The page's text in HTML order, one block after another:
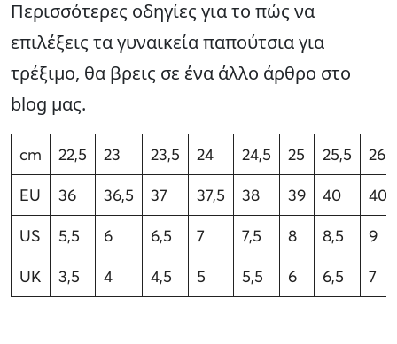
Περισσότερες οδηγίες για το πώς να
επιλέξεις τα γυναικεία παπούτσια για
τρέξιμο, θα βρεις σε ένα άλλο άρθρο στο
blog μας.
cm 22,5 23 23,5 24 24,5 25 25,5
26
EU
36 36,5 37 37,5 38 39 40
US
5,5 6 6,5 7 7,5 8 8,5
9
UK
3,5 4 4,5 5 5,5 6 6,5 7